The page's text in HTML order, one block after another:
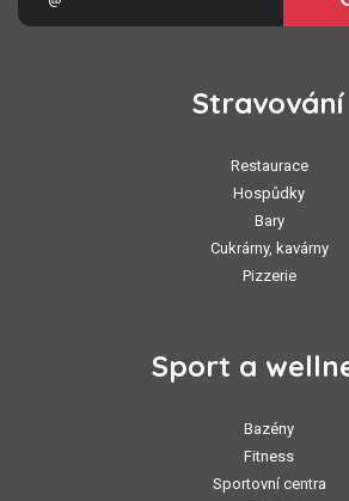
Stravování
Restaurace
Hospůdky
Bary
Cukrárny, kavárny
Pizzerie
Sport a
Bazény
Fitness
Sportovní centra